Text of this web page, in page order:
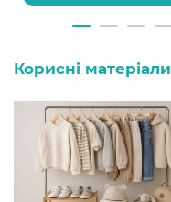
Корисні матеріали